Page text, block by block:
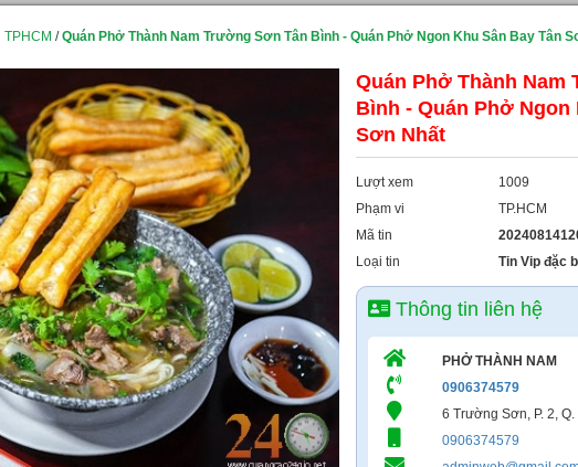
/Quán Phở Thành Nam Trường Sơn Tân Bình - Quán Phở Ngon Khu Sân Bay Tân
Quán Phở Thành Nam
Bình - Quán Phở Ngon
Sơn Nhất
Lượt xem
1009
Phạm vi
TP.HCM
Mã tin
Loại tin
Tin Vip đặc
Thông tin liên hệ
PHỞ THÀNH NAM
0906374579
6 Trường Sơn, P. 2, Q.
0906374579